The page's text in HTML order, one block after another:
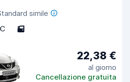
simile
5
22,38 €
al giorno
Cancellazione gratuita